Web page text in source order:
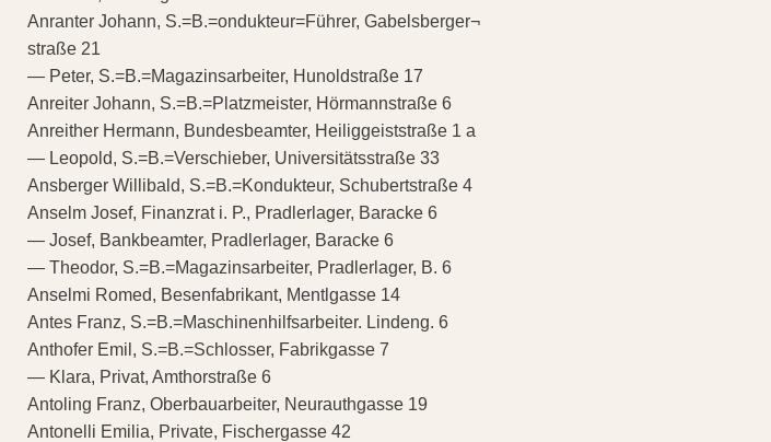
Anranter Johann, S.=B.=ondukteur=Führer, Gabelsberger¬
straße 21
— Peter, S.=B.=Magazinsarbeiter, Hunoldstraße 17
Anreiter Johann, S.=B.=Platzmeister, Hörmannstraße 6
Anreither Hermann, Bundesbeamter, Heiliggeiststraße 1 a
— Leopold, S.=B.=Verschieber, Universitätsstraße 33
Ansberger Willibald, S.=B.=Kondukteur, Schubertstraße 4
Anselm Josef, Finanzrat i. P., Pradlerlager, Baracke 6
— Josef, Bankbeamter, Pradlerlager, Baracke 6
— Theodor, S.=B.=Magazinsarbeiter, Pradlerlager, B. 6
Anselmi Romed, Besenfabrikant, Mentlgasse 14
Antes Franz, S.=B.=Maschinenhilfsarbeiter. Lindeng. 6
Anthofer Emil, S.=B.=Schlosser, Fabrikgasse 7
— Klara, Privat, Amthorstraße 6
Antoling Franz, Oberbauarbeiter, Neurauthgasse 19
Antonelli Emilia, Private, Fischergasse 42